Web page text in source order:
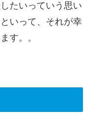
たいっていう思い
いって、それが幸
す。。